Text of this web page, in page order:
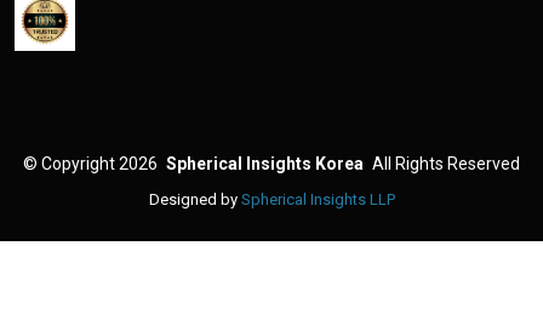
© Copyright 2026 Spherical Insights Korea All Rights Reserved
Designed by Spherical Insights LLP